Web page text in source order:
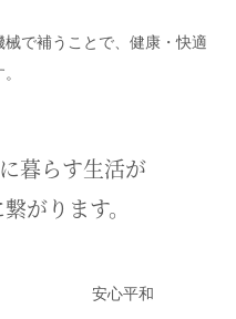
で補うことで、健康・快適
暮らす生活が
がります。
安心平和